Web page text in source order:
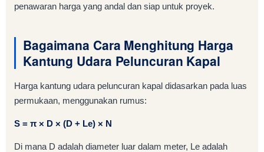
penawaran harga yang andal dan siap untuk proyek.
Bagaimana Cara Menghitung Harga
Kantung Udara Peluncuran Kapal
Harga kantung udara peluncuran kapal didasarkan pada luas
permukaan, menggunakan rumus:
S = π × D × (D + Le) × N
Di mana D adalah diameter luar dalam meter, Le adalah